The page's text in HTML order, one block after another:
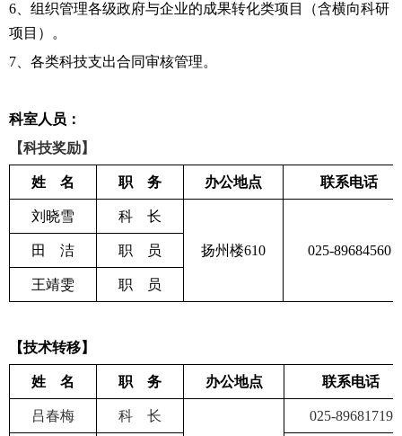
6 、组织管理各级政府与企业的成果转化类项目（含横向科研
项目）。
7 、各类科技支出合同审核管理。
科室人员：
【科技奖励】
姓 名 职 务 办公地点 联系电话
刘晓雪 科 长
扬州楼610 025-89684560
田 洁 职 员
王靖雯 职 员
【技术转移】
姓 名 职 务 办公地点 联系电话
吕春梅 科 长 025-89681719